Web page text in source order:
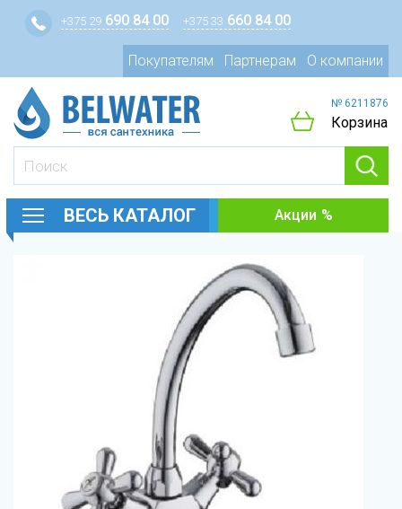
+375 29 690 84 00 +375 33 660 84 00
Покупателям Партнерам О компании
№ 6211876
Корзина
ВЕСЬ КАТАЛОГ Акции